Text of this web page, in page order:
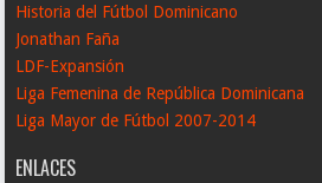
Historia del Fútbol Dominicano
Jonathan Faña
LDF-Expansión
Liga Femenina de República Dominicana
Liga Mayor de Fútbol 2007-2014
ENLACES